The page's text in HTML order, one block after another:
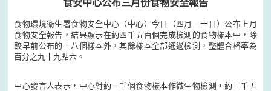
食物環境衞生署食物安全中心（中心）今日（四月三十日）公布上月
食物安全報告，結果顯示在約四千五百個完成檢測的食物樣本中，除
較早前公布的十八個樣本外，其餘樣本全部通過檢測，整體合格率為
百分之九十九點六。
中心發言人表示，中心對約一千個食物樣本作微生物檢測，約三千五